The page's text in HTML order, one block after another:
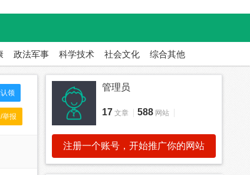
政法军事 科学技术 社会文化 综合其他
领
举报
管理员
17 文章 588 网站
注册一个账号，开始推广你的网站